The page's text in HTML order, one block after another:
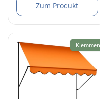
Zum Produkt
Klemmen